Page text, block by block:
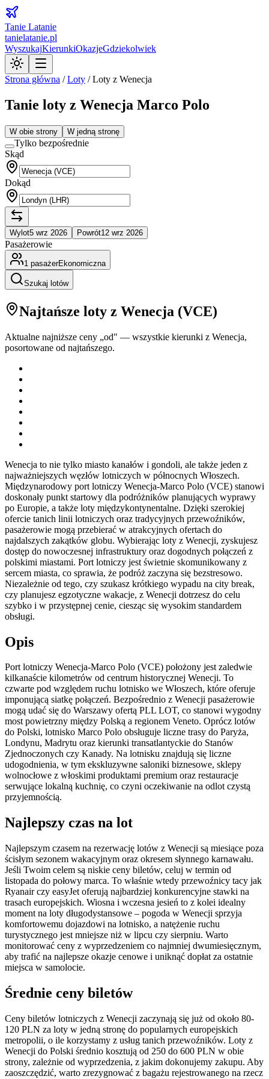
Tanie Latanie
tanielatanie.pl
WyszukajKierunkiOkazjeGdziekolwiek
Strona główna /Loty /Loty z Wenecja
Tanie loty z Wenecja Marco Polo
W obie strony W jedną stronę
Tylko bezpośrednie
Skąd
Dokąd
Wylot5 wrz 2026 Powrót12 wrz 2026
Pasażerowie
1 pasażerEkonomiczna
Szukaj lotów
Najtańsze loty z Wenecja (VCE)
Aktualne najniższe ceny „od" — wszystkie kierunki z Wenecja,
posortowane od najtańszego.
Wenecja to nie tylko miasto kanałów i gondoli, ale także jeden z
najważniejszych węzłów lotniczych w północnych Włoszech.
Międzynarodowy port lotniczy Wenecja-Marco Polo (VCE) stanowi
doskonały punkt startowy dla podróżników planujących wyprawy
po Europie, a także loty międzykontynentalne. Dzięki szerokiej
ofercie tanich linii lotniczych oraz tradycyjnych przewoźników,
pasażerowie mogą przebierać w atrakcyjnych ofertach do
najdalszych zakątków globu. Wybierając loty z Wenecji, zyskujesz
dostęp do nowoczesnej infrastruktury oraz dogodnych połączeń z
polskimi miastami. Port lotniczy jest świetnie skomunikowany z
sercem miasta, co sprawia, że podróż zaczyna się bezstresowo.
Niezależnie od tego, czy szukasz krótkiego wypadu na city break,
czy planujesz egzotyczne wakacje, z Wenecji dotrzesz do celu
szybko i w przystępnej cenie, ciesząc się wysokim standardem
obsługi.
Opis
Port lotniczy Wenecja-Marco Polo (VCE) położony jest zaledwie
kilkanaście kilometrów od centrum historycznej Wenecji. To
czwarte pod względem ruchu lotnisko we Włoszech, które oferuje
imponującą siatkę połączeń. Bezpośrednio z Wenecji pasażerowie
mogą udać się do Warszawy ofertą PLL LOT, co stanowi wygodny
most powietrzny między Polską a regionem Veneto. Oprócz lotów
do Polski, lotnisko Marco Polo obsługuje liczne trasy do Paryża,
Londynu, Madrytu oraz kierunki transatlantyckie do Stanów
Zjednoczonych czy Kanady. Na lotnisku znajdują się liczne
udogodnienia, w tym ekskluzywne saloniki biznesowe, sklepy
wolnocłowe z włoskimi produktami premium oraz restauracje
serwujące lokalną kuchnię, co czyni oczekiwanie na odlot czystą
przyjemnością.
Najlepszy czas na lot
Najlepszym czasem na rezerwację lotów z Wenecji są miesiące poza
ścisłym sezonem wakacyjnym oraz okresem słynnego karnawału.
Jeśli Twoim celem są niskie ceny biletów, celuj w termin od
listopada do połowy marca. To właśnie wtedy przewoźnicy tacy jak
Ryanair czy easyJet oferują najbardziej konkurencyjne stawki na
trasach europejskich. Wiosna i wczesna jesień to z kolei idealny
moment na loty długodystansowe – pogoda w Wenecji sprzyja
komfortowemu dojazdowi na lotnisko, a natężenie ruchu
turystycznego jest mniejsze niż w lipcu czy sierpniu. Warto
monitorować ceny z wyprzedzeniem co najmniej dwumiesięcznym,
aby trafić na najlepsze okazje cenowe i uniknąć dopłat za ostatnie
miejsca w samolocie.
Średnie ceny biletów
Ceny biletów lotniczych z Wenecji zaczynają się już od około 80-
120 PLN za loty w jedną stronę do popularnych europejskich
metropolii, o ile korzystamy z usług tanich przewoźników. Loty z
Wenecji do Polski średnio kosztują od 250 do 600 PLN w obie
strony, zależnie od wyprzedzenia, z jakim dokonujemy zakupu. Aby
zaoszczędzić, warto zrezygnować z bagażu rejestrowanego na rzecz